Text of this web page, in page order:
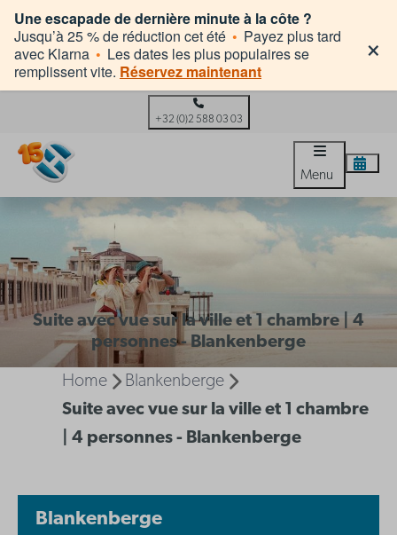
Une escapade de dernière minute à la côte ?
Jusqu’à 25 % de réduction cet été • Payez plus tard
avec Klarna • Les dates les plus populaires se
remplissent vite. Réservez maintenant
×
+32 (0)2 588 03 03
Menu
Suite avec vue sur la ville et 1 chambre | 4
personnes - Blankenberge
Home
Blankenberge
Suite avec vue sur la ville et 1 chambre
| 4 personnes - Blankenberge
Blankenberge